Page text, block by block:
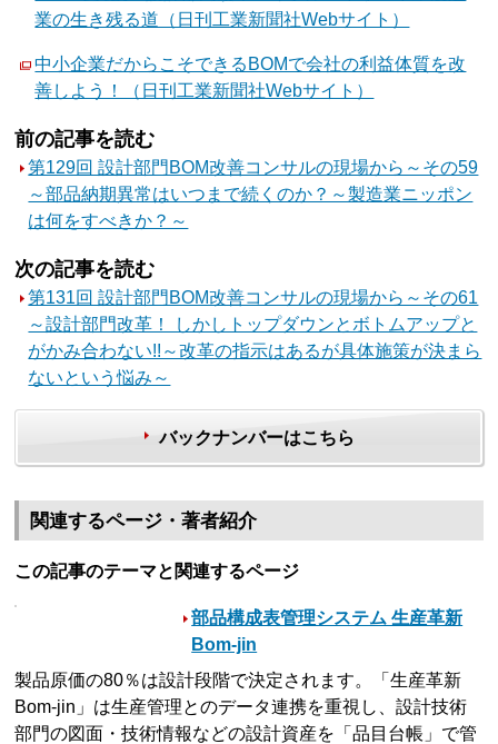
業の生き残る道（日刊工業新聞社Webサイト）
中小企業だからこそできるBOMで会社の利益体質を改
善しよう！（日刊工業新聞社Webサイト）
前の記事を読む
第129回 設計部門BOM改善コンサルの現場から～その59
～部品納期異常はいつまで続くのか？～製造業ニッポン
は何をすべきか？～
次の記事を読む
第131回 設計部門BOM改善コンサルの現場から～その61
～設計部門改革！ しかしトップダウンとボトムアップと
がかみ合わない!!～改革の指示はあるが具体施策が決まら
ないという悩み～
バックナンバーはこちら
関連するページ・著者紹介
この記事のテーマと関連するページ
部品構成表管理システム 生産革新
Bom-jin
製品原価の80％は設計段階で決定されます。「生産革新
Bom-jin」は生産管理とのデータ連携を重視し、設計技術
部門の図面・技術情報などの設計資産を「品目台帳」で管